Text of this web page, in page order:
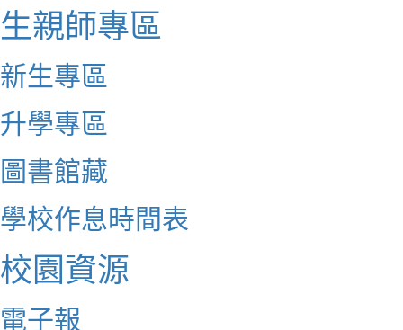
生親師專區
新生專區
升學專區
圖書館藏
學校作息時間表
校園資源
電子報